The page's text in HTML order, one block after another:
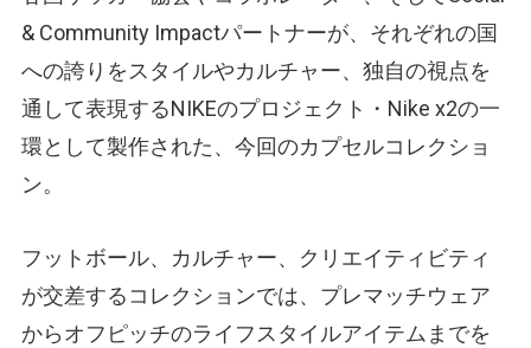
& Community Impactパートナーが、それぞれの国
への誇りをスタイルやカルチャー、独自の視点を
通して表現するNIKEのプロジェクト・Nike x2の一
環として製作された、今回のカプセルコレクショ
ン。
フットボール、カルチャー、クリエイティビティ
が交差するコレクションでは、プレマッチウェア
からオフピッチのライフスタイルアイテムまでを